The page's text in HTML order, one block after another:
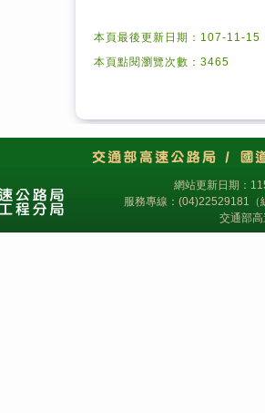
本頁最後更新日期：107-11-15
本頁點閱瀏覽次數：3465
網站更新日期：
服務專線：(04)22529181（
交通部